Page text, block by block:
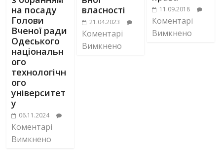
на посаду
Голови
Вченої ради
Одеського
національн
ого
технологічн
ого
університет
у
06.11.2024
Коментарі
Вимкнено
власності
21.04.2023
Коментарі
Вимкнено
11.09.2018
Коментарі
Вимкнено